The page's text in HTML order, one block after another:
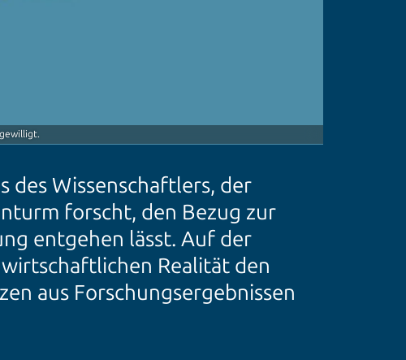
des Wissenschaftlers, der
forscht, den Bezug zur
entgehen lässt. Auf der
Realität den
aus Forschungsergebnissen